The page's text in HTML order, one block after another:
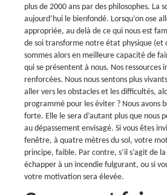
plus de 2000 ans par des philosophes. La
aujourd’hui le bienfondé. Lorsqu’on ose
appropriée, au delà de ce qui nous est
de soi transforme notre état physique (et
sommes alors en meilleure capacité de
qui se présentent à nous. Nos ressources
renforcées. Nous nous sentons plus
aller vers les obstacles et les difficultés,
programmé pour les éviter ? Nous avons
forte. Elle le sera d’autant plus que nous
au dépassement envisagé. Si vous êtes
fenêtre, à quatre mètres du sol, votre
principe, faible. Par contre, s’il s’agit de
échapper à un incendie fulgurant, ou si
votre motivation sera élevée.